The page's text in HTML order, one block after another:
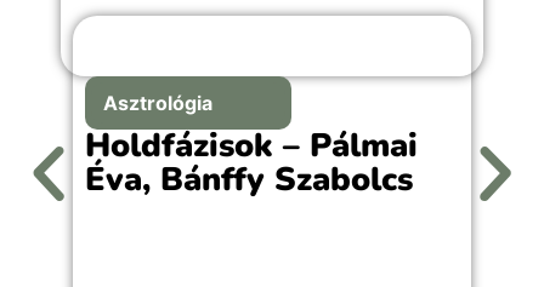
Asztrológia
Holdfázisok – Pálmai
Éva, Bánffy Szabolcs